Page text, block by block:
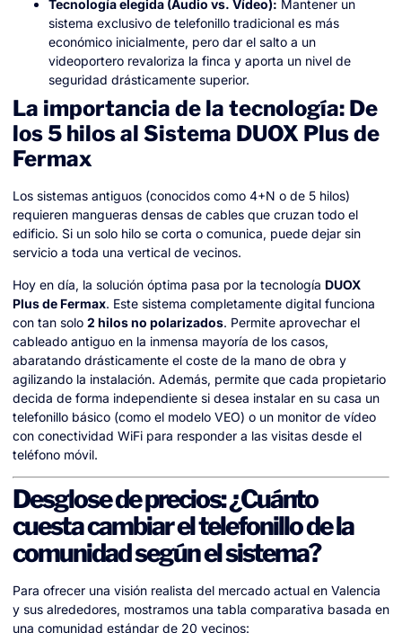
Tecnología elegida (Audio vs. Vídeo): Mantener un
sistema exclusivo de telefonillo tradicional es más
económico inicialmente, pero dar el salto a un
videoportero revaloriza la finca y aporta un nivel de
seguridad drásticamente superior.
La importancia de la tecnología: De
los 5 hilos al Sistema DUOX Plus de
Fermax
Los sistemas antiguos (conocidos como 4+N o de 5 hilos)
requieren mangueras densas de cables que cruzan todo el
edificio. Si un solo hilo se corta o comunica, puede dejar sin
servicio a toda una vertical de vecinos.
Hoy en día, la solución óptima pasa por la tecnología DUOX
Plus de Fermax. Este sistema completamente digital funciona
con tan solo 2 hilos no polarizados. Permite aprovechar el
cableado antiguo en la inmensa mayoría de los casos,
abaratando drásticamente el coste de la mano de obra y
agilizando la instalación. Además, permite que cada propietario
decida de forma independiente si desea instalar en su casa un
telefonillo básico (como el modelo VEO) o un monitor de vídeo
con conectividad WiFi para responder a las visitas desde el
teléfono móvil.
Desglose de precios: ¿Cuánto
cuesta cambiar el telefonillo de la
comunidad según el sistema?
Para ofrecer una visión realista del mercado actual en Valencia
y sus alrededores, mostramos una tabla comparativa basada en
una comunidad estándar de 20 vecinos: